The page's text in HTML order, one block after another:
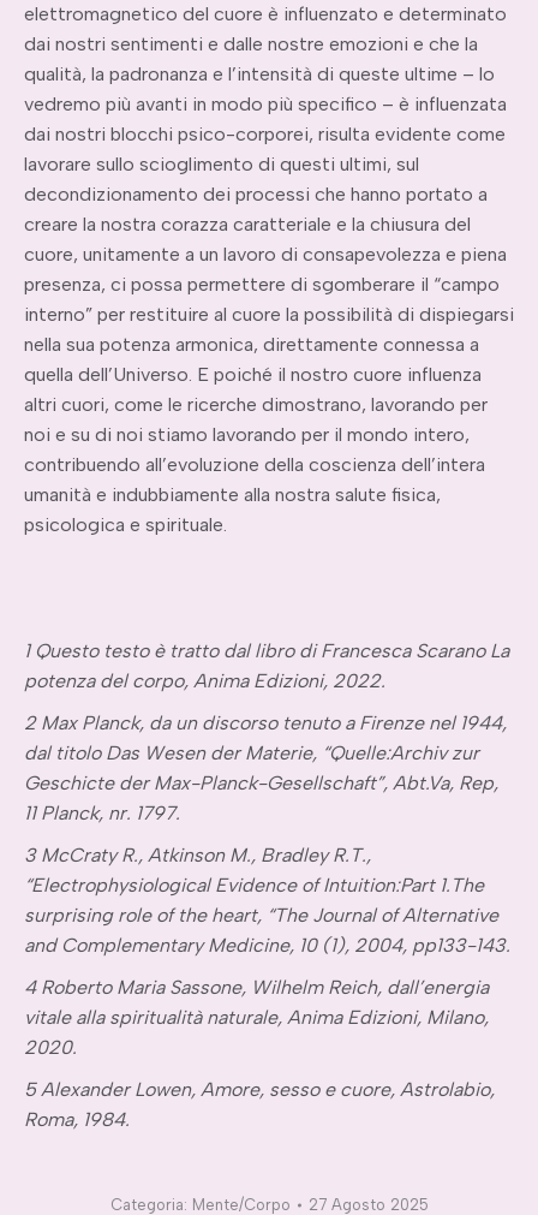
elettromagnetico del cuore è influenzato e determinato
dai nostri sentimenti e dalle nostre emozioni e che la
qualità, la padronanza e l’intensità di queste ultime – lo
vedremo più avanti in modo più specifico – è influenzata
dai nostri blocchi psico-corporei, risulta evidente come
lavorare sullo scioglimento di questi ultimi, sul
decondizionamento dei processi che hanno portato a
creare la nostra corazza caratteriale e la chiusura del
cuore, unitamente a un lavoro di consapevolezza e piena
presenza, ci possa permettere di sgomberare il “campo
interno” per restituire al cuore la possibilità di dispiegarsi
nella sua potenza armonica, direttamente connessa a
quella dell’Universo. E poiché il nostro cuore influenza
altri cuori, come le ricerche dimostrano, lavorando per
noi e su di noi stiamo lavorando per il mondo intero,
contribuendo all’evoluzione della coscienza dell’intera
umanità e indubbiamente alla nostra salute fisica,
psicologica e spirituale.
1 Questo testo è tratto dal libro di Francesca Scarano La
potenza del corpo, Anima Edizioni, 2022.
2 Max Planck, da un discorso tenuto a Firenze nel 1944,
dal titolo Das Wesen der Materie, “Quelle:Archiv zur
Geschicte der Max-Planck-Gesellschaft”, Abt.Va, Rep,
11 Planck, nr. 1797.
3 McCraty R., Atkinson M., Bradley R.T.,
“Electrophysiological Evidence of Intuition:Part 1.The
surprising role of the heart, “The Journal of Alternative
and Complementary Medicine, 10 (1), 2004, pp133-143.
4 Roberto Maria Sassone, Wilhelm Reich, dall’energia
vitale alla spiritualità naturale, Anima Edizioni, Milano,
2020.
5 Alexander Lowen, Amore, sesso e cuore, Astrolabio,
Roma, 1984.
Categoria: Mente/Corpo 27 Agosto 2025